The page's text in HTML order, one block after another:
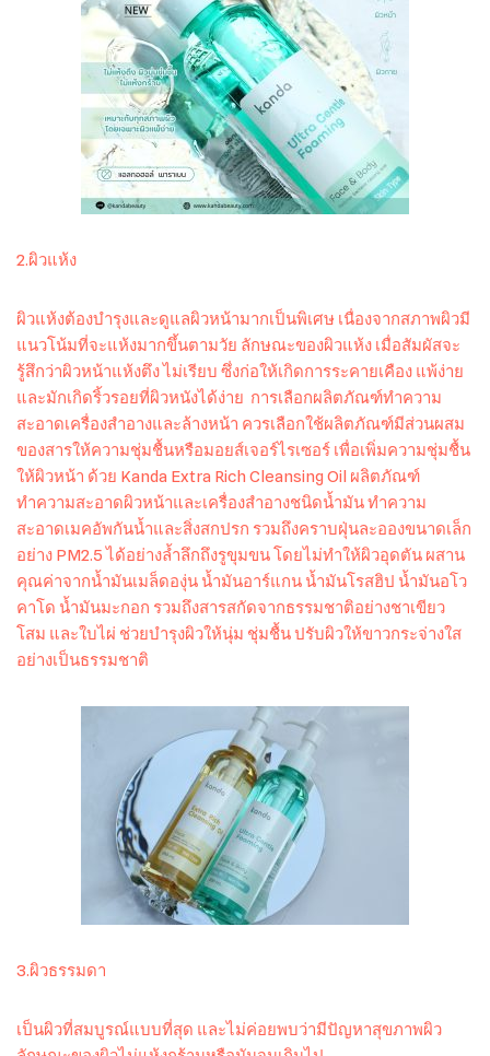
2.ผิวแห้ง
ผิวแห้งต้องบำรุงและดูแลผิวหน้ามากเป็นพิเศษ เนื่องจากสภาพผิวมี
แนวโน้มที่จะแห้งมากขึ้นตามวัย ลักษณะของผิวแห้ง เมื่อสัมผัสจะ
รู้สึกว่าผิวหน้าแห้งตึง ไม่เรียบ ซึ่งก่อให้เกิดการระคายเคือง แพ้ง่าย
และมักเกิดริ้วรอยที่ผิวหนังได้ง่าย การเลือกผลิตภัณฑ์ทำความ
สะอาดเครื่องสำอางและล้างหน้า ควรเลือกใช้ผลิตภัณฑ์มีส่วนผสม
ของสารให้ความชุ่มชื้นหรือมอยส์เจอร์ไรเซอร์ เพื่อเพิ่มความชุ่มชื้น
ให้ผิวหน้า ด้วย Kanda Extra Rich Cleansing Oil ผลิตภัณฑ์
ทำความสะอาดผิวหน้าและเครื่องสำอางชนิดน้ำมัน ทำความ
สะอาดเมคอัพกันน้ำและสิ่งสกปรก รวมถึงคราบฝุ่นละอองขนาดเล็ก
อย่าง PM2.5 ได้อย่างล้ำลึกถึงรูขุมขน โดยไม่ทำให้ผิวอุดตัน ผสาน
คุณค่าจากน้ำมันเมล็ดองุ่น น้ำมันอาร์แกน น้ำมันโรสฮิป น้ำมันอโว
คาโด น้ำมันมะกอก รวมถึงสารสกัดจากธรรมชาติอย่างชาเขียว
โสม และใบไผ่ ช่วยบำรุงผิวให้นุ่ม ชุ่มชื้น ปรับผิวให้ขาวกระจ่างใส
อย่างเป็นธรรมชาติ
3.ผิวธรรมดา
เป็นผิวที่สมบูรณ์แบบที่สุด และไม่ค่อยพบว่ามีปัญหาสุขภาพผิว